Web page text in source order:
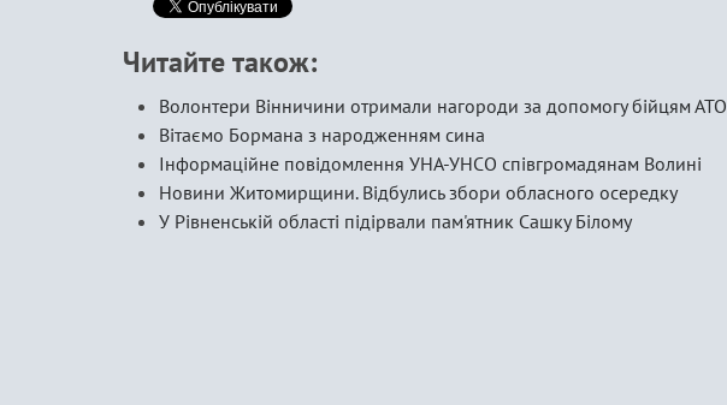
Читайте також:
Волонтери Вінничини отримали нагороди за допомогу бійцям АТО
Вітаємо Бормана з народженням сина
Інформаційне повідомлення УНА-УНСО співгромадянам Волині
Новини Житомирщини. Відбулись збори обласного осередку
У Рівненській області підірвали пам'ятник Сашку Білому